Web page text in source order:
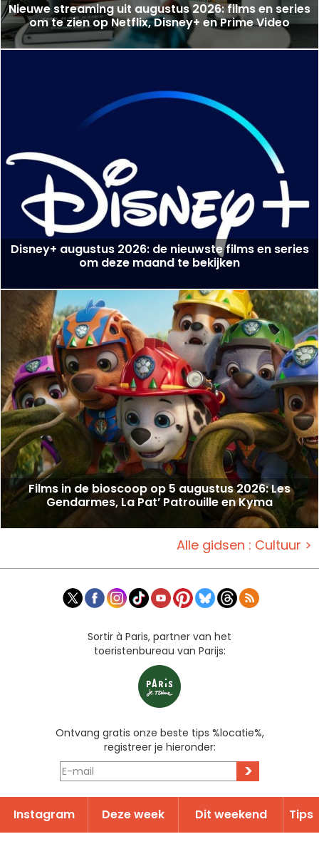
Nieuwe streaming uit augustus 2026: films en series
om te zien op Netflix, Disney+ en Prime Video
Disney+ augustus 2026: de nieuwste films en series
om deze maand te bekijken
Films in de bioscoop op 5 augustus 2026: Les
Gendarmes, La Pat’ Patrouille en Kyma
Alle gidsen : Cultuur >
Sortir à Paris, partner van het
toeristenbureau van Parijs:
Ontvang gratis onze beste tips %locatie%,
registreer je hieronder:
>
Instagram Deze week Dit weekend Tips